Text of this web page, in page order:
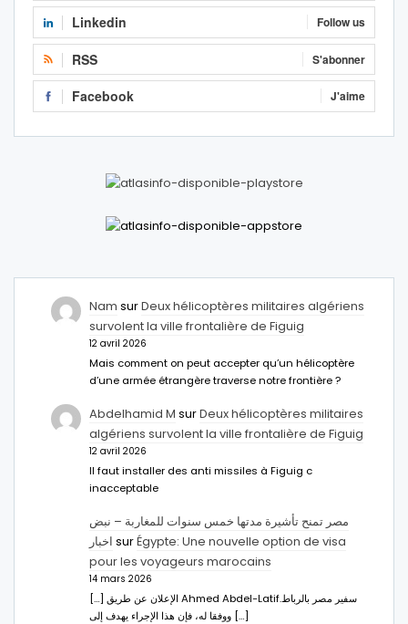
Linkedin Follow us
RSS S'abonner
Facebook J'aime
Nam surDeux hélicoptères militaires algériens
survolent la ville frontalière de Figuig
12 avril 2026
Mais comment on peut accepter qu’un hélicoptère
d’une armée étrangère traverse notre frontière ?
Abdelhamid M surDeux hélicoptères militaires
algériens survolent la ville frontalière de Figuig
12 avril 2026
Il faut installer des anti missiles à Figuig c
inacceptable
مصر تمنح تأشيرة مدتها خمس سنوات للمغاربة – نبض
اخبار surÉgypte: Une nouvelle option de visa
pour les voyageurs marocains
14 mars 2026
[…] الإعلان عن طريق Ahmed Abdel-Latifسفير مصر بالرباط.
ووفقا له، فإن هذا الإجراء يهدف إلى […]